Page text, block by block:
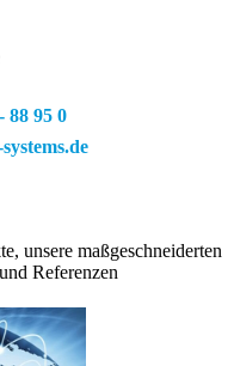
88 95 0
unsere maßgeschneiderten
Referenzen